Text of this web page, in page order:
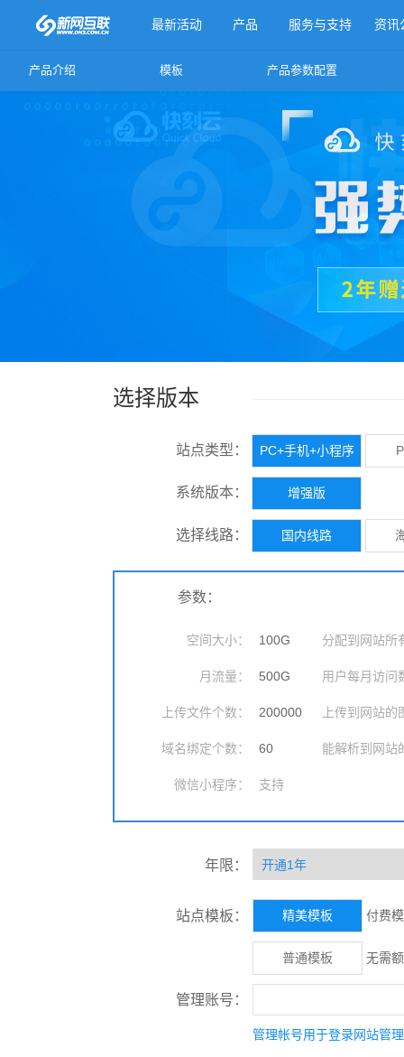
最新活动 产品 服务与支持 资讯
更多产品
产品介绍 模板 产品参数配置
选择版本
站点类型： PC+手机+小程序
系统版本： 增强版
选择线路： 国内线路
参数：
空间大小： 100G 分配到网站所
月流量： 500G 用户每月访问
上传文件个数： 200000 上传到网站
域名绑定个数： 60 能解析到网站
微信小程序： 支持
年限：
站点模板： 精美模板 付费
普通模板 无需
管理账号：
管理帐号用于登录网站管